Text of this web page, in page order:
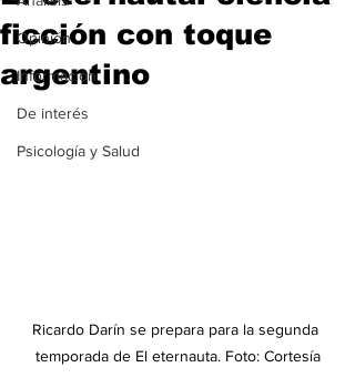
Opinión
Información
De interés
Psicología y Salud
ficción con toque
argentino
Ricardo Darín se prepara para la segunda
temporada de El eternauta. Foto: Cortesía